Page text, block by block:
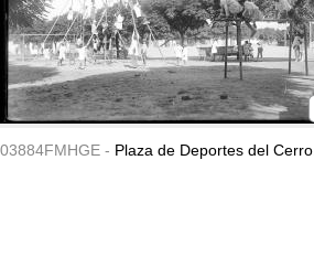
03884FMHGE - Plaza de Deportes del Cerro.